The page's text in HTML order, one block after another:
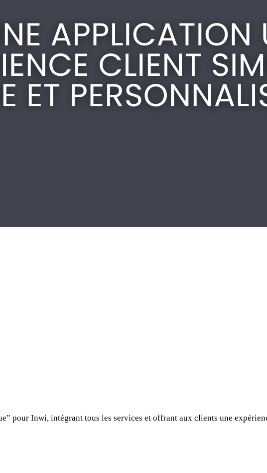
pour Inwi, intégrant tous les services et offrant aux clients une